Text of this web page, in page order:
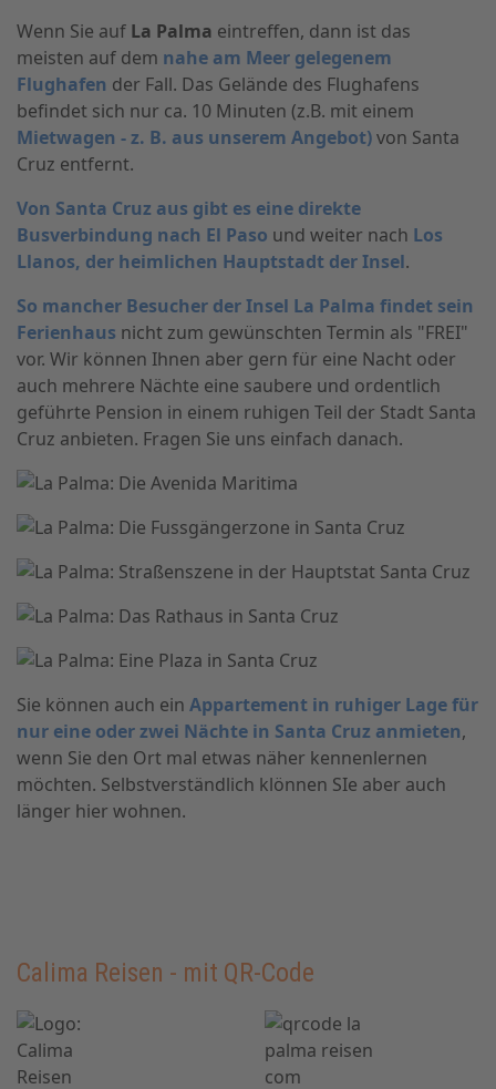
Wenn Sie auf La Palma eintreffen, dann ist das
meisten auf dem nahe am Meer gelegenem
Flughafen der Fall. Das Gelände des Flughafens
befindet sich nur ca. 10 Minuten (z.B. mit einem
Mietwagen - z. B. aus unserem Angebot)von Santa
Cruz entfernt.
Von Santa Cruz aus gibt es eine direkte
Busverbindung nach El Paso und weiter nach Los
Llanos, der heimlichen Hauptstadt der Insel.
So mancher Besucher der Insel La Palma findet sein
Ferienhaus nicht zum gewünschten Termin als "FREI"
vor. Wir können Ihnen aber gern für eine Nacht oder
auch mehrere Nächte eine saubere und ordentlich
geführte Pension in einem ruhigen Teil der Stadt Santa
Cruz anbieten. Fragen Sie uns einfach danach.
Sie können auch ein Appartement in ruhiger Lage für
nur eine oder zwei Nächte in Santa Cruz anmieten,
wenn Sie den Ort mal etwas näher kennenlernen
möchten. Selbstverständlich klönnen SIe aber auch
länger hier wohnen.
Calima Reisen - mit QR-Code